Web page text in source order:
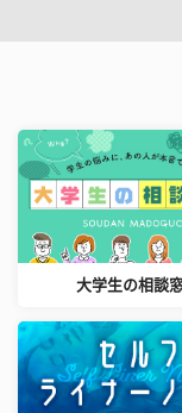
大学生の相談